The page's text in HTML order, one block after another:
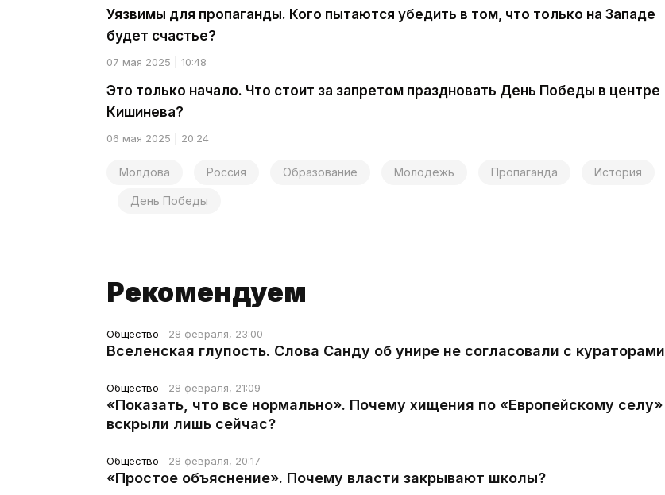
Уязвимы для пропаганды. Кого пытаются убедить в том, что только на Западе
будет счастье?
07 мая 2025 | 10:48
Это только начало. Что стоит за запретом праздновать День Победы в центре
Кишинева?
06 мая 2025 | 20:24
Молдова Россия Образование Молодежь Пропаганда История
День Победы
Рекомендуем
Общество 28 февраля, 23:00
Вселенская глупость. Слова Санду об унире не согласовали с кураторами
Общество 28 февраля, 21:09
«Показать, что все нормально». Почему хищения по «Европейскому селу»
вскрыли лишь сейчас?
Общество 28 февраля, 20:17
«Простое объяснение». Почему власти закрывают школы?